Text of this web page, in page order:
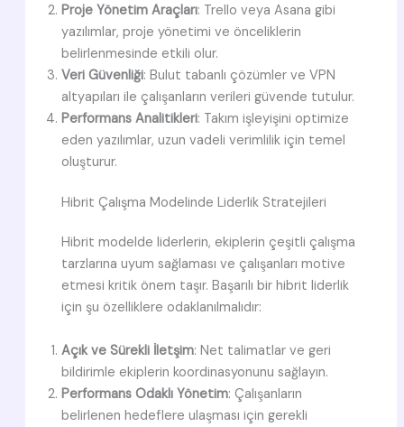
Proje Yönetim Araçları: Trello veya Asana gibi
yazılımlar, proje yönetimi ve önceliklerin
belirlenmesinde etkili olur.
Veri Güvenliği: Bulut tabanlı çözümler ve VPN
altyapıları ile çalışanların verileri güvende tutulur.
Performans Analitikleri: Takım işleyişini optimize
eden yazılımlar, uzun vadeli verimlilik için temel
oluşturur.
Hibrit Çalışma Modelinde Liderlik Stratejileri
Hibrit modelde liderlerin, ekiplerin çeşitli çalışma
tarzlarına uyum sağlaması ve çalışanları motive
etmesi kritik önem taşır. Başarılı bir hibrit liderlik
için şu özelliklere odaklanılmalıdır:
Açık ve Sürekli İletşim: Net talimatlar ve geri
bildirimle ekiplerin koordinasyonunu sağlayın.
Performans Odaklı Yönetim: Çalışanların
belirlenen hedeflere ulaşması için gerekli